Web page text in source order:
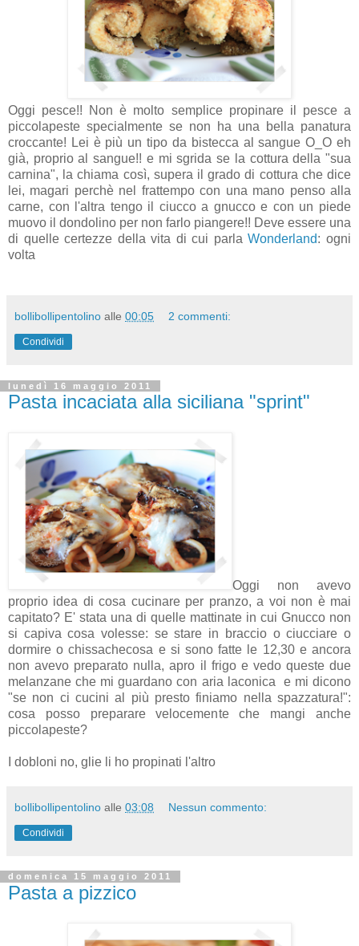
Oggi pesce!! Non è molto semplice propinare il pesce a
piccolapeste specialmente se non ha una bella panatura
croccante! Lei è più un tipo da bistecca al sangue O_O eh
già, proprio al sangue!! e mi sgrida se la cottura della "sua
carnina", la chiama così, supera il grado di cottura che dice
lei, magari perchè nel frattempo con una mano penso alla
carne, con l'altra tengo il ciucco a gnucco e con un piede
muovo il dondolino per non farlo piangere!! Deve essere una
di quelle certezze della vita di cui parlaWonderland: ogni
volta
bollibollipentolino alle 00:05 2 commenti:
Condividi
lunedì 16 maggio 2011
Pasta incaciata alla siciliana "sprint"
Oggi non avevo
proprio idea di cosa cucinare per pranzo, a voi non è mai
capitato? E' stata una di quelle mattinate in cui Gnucco non
si capiva cosa volesse: se stare in braccio o ciucciare o
dormire o chissachecosa e si sono fatte le 12,30 e ancora
non avevo preparato nulla, apro il frigo e vedo queste due
melanzane che mi guardano con aria laconica e mi dicono
"se non ci cucini al più presto finiamo nella spazzatura!":
cosa posso preparare velocemente che mangi anche
piccolapeste?
I dobloni no, glie li ho propinati l'altro
bollibollipentolino alle 03:08 Nessun commento:
Condividi
domenica 15 maggio 2011
Pasta a pizzico